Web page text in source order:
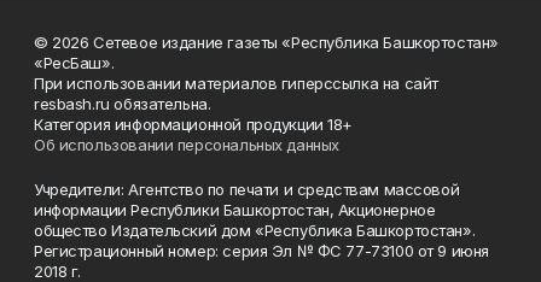
© 2026 Сетевое издание газеты «Республика Башкортостан»
«РесБаш».
При использовании материалов гиперссылка на сайт
resbash.ru обязательна.
Категория информационной продукции 18+
Об использовании персональных данных
Учредители: Агентство по печати и средствам массовой
информации Республики Башкортостан, Акционерное
общество Издательский дом «Республика Башкортостан».
Регистрационный номер: серия Эл № ФС 77-73100 от 9 июня
2018 г.